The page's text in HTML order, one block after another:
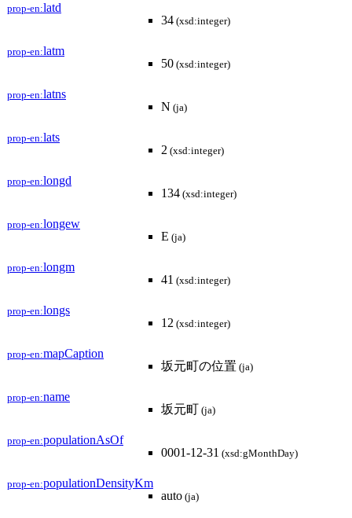
prop-en:latd
34 (xsd:integer)
prop-en:latm
50 (xsd:integer)
prop-en:latns
N (ja)
prop-en:lats
2 (xsd:integer)
prop-en:longd
134 (xsd:integer)
prop-en:longew
E (ja)
prop-en:longm
41 (xsd:integer)
prop-en:longs
12 (xsd:integer)
prop-en:mapCaption
坂元町の位置 (ja)
prop-en:name
坂元町 (ja)
prop-en:populationAsOf
0001-12-31 (xsd:gMonthDay)
prop-en:populationDensityKm
auto (ja)